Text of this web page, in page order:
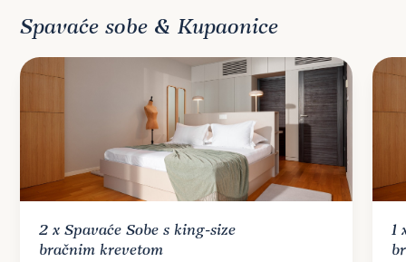
Spavaće sobe & Kupaonice
2 xSpavaće Sobes king-size
bračnim krevetom
1